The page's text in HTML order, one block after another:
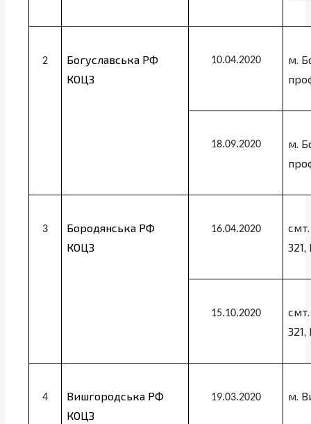
2
Богуславська РФ
КОЦЗ
10.04.2020
м.
18.09.2020
м.
3
Бородянська РФ
КОЦЗ
16.04.2020
15.10.2020
4
Вишгородська РФ
КОЦЗ
19.03.2020 м.